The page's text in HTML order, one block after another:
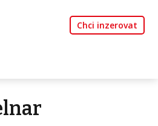
Chci inzerovat